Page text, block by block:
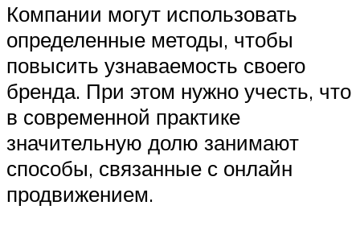
Компании могут использовать
определенные методы, чтобы
повысить узнаваемость своего
бренда. При этом нужно учесть, что
в современной практике
значительную долю занимают
способы, связанные с онлайн
продвижением.